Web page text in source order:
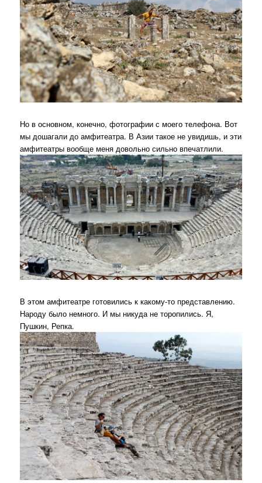
Но в основном, конечно, фотографии с моего телефона. Вот
мы дошагали до амфитеатра. В Азии такое не увидишь, и эти
амфитеатры вообще меня довольно сильно впечатлили.
В этом амфитеатре готовились к какому-то представлению.
Народу было немного. И мы никуда не торопились. Я,
Пушкин, Репка.